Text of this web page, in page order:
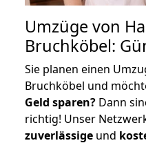
Umzüge von
Bruchköbel:
Sie planen einen
Bruchköbel und
Geld sparen? Dann
richtig! Unser
zuverlässige und